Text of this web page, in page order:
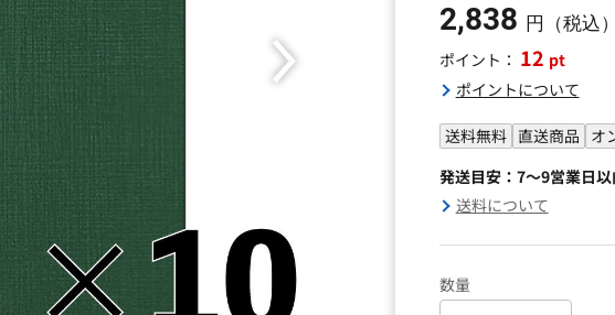
2,838 円（税込）
ポイント： 12 pt
ポイントについて
送料無料 直送商品 オ
発送目安：7～9営業日
送料について
数量